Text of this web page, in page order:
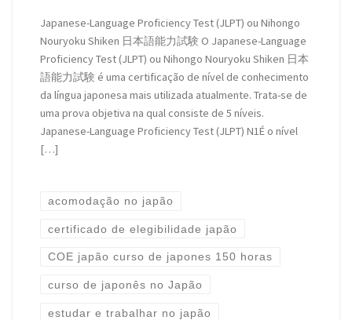
Japanese-Language Proficiency Test (JLPT) ou Nihongo
Nouryoku Shiken 日本語能力試験 O Japanese-Language
Proficiency Test (JLPT) ou Nihongo Nouryoku Shiken 日本
語能力試験 é uma certificação de nível de conhecimento
da língua japonesa mais utilizada atualmente. Trata-se de
uma prova objetiva na qual consiste de 5 níveis.
Japanese-Language Proficiency Test (JLPT) N1É o nível
[…]
acomodação no japão
certificado de elegibilidade japão
COE japão curso de japones 150 horas
curso de japonês no Japão
estudar e trabalhar no japão